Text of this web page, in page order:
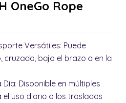
OneGo Rope
Versátiles: Puede
cruzada, bajo el brazo o en la
Disponible en múltiples
el uso diario o los traslados